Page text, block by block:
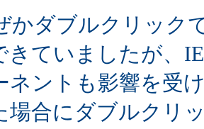
かダブルクリック
きていましたが、
ネントも影響を受
場合にダブルクリ